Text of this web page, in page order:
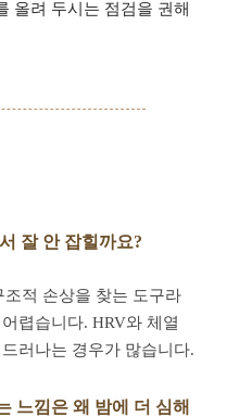
올려 두시는 점검을 권해
잘 안 잡힐까요?
조적 손상을 찾는 도구라
렵습니다. HRV와 체열
러나는 경우가 많습니다.
느낌은 왜 밤에 더 심해